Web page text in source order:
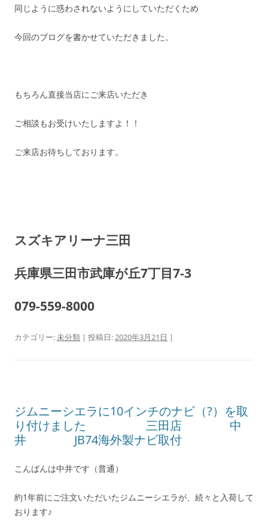
同じように惑わされないようにしていただくため
今回のブログを書かせていただきました。
もちろん直接当店にご来店いただき
ご相談もお受けいたしますよ！！
ご来店お待ちしております。
スズキアリーナ三田
兵庫県三田市武庫が丘7丁目7-3
079-559-8000
カテゴリー:未分類 | 投稿日:2020年3月21日 |
ジムニーシエラに10インチのナビ（?）を取
り付けました 三田店 中
井 JB74海外製ナビ取付
こんばんは中井です（普通）
約1年前にご注文いただいたジムニーシエラが、続々と入荷して
おります♪